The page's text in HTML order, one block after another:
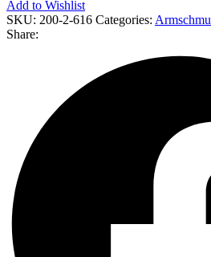
Add to Wishlist
SKU: 200-2-616 Categories:
Share: